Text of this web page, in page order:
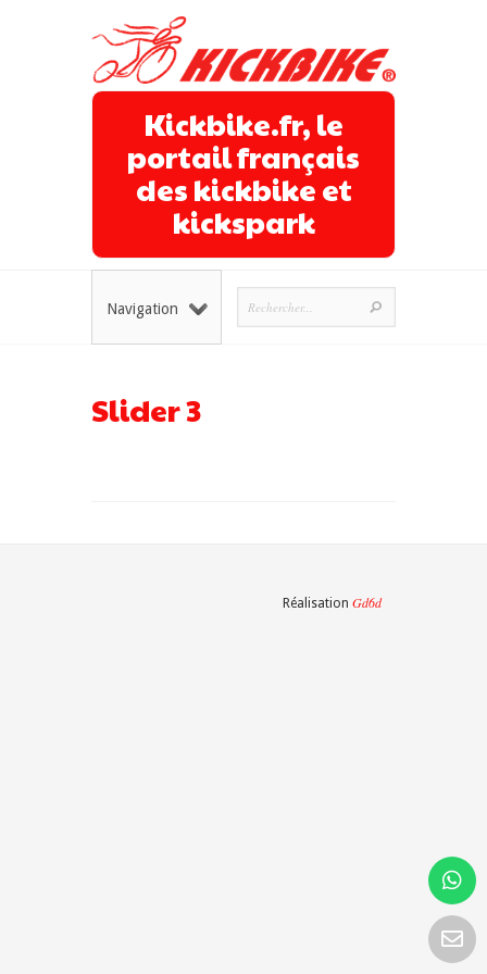
Kickbike.fr, le
portail français
des kickbike et
kickspark
Navigation
Slider 3
Réalisation Gd6d